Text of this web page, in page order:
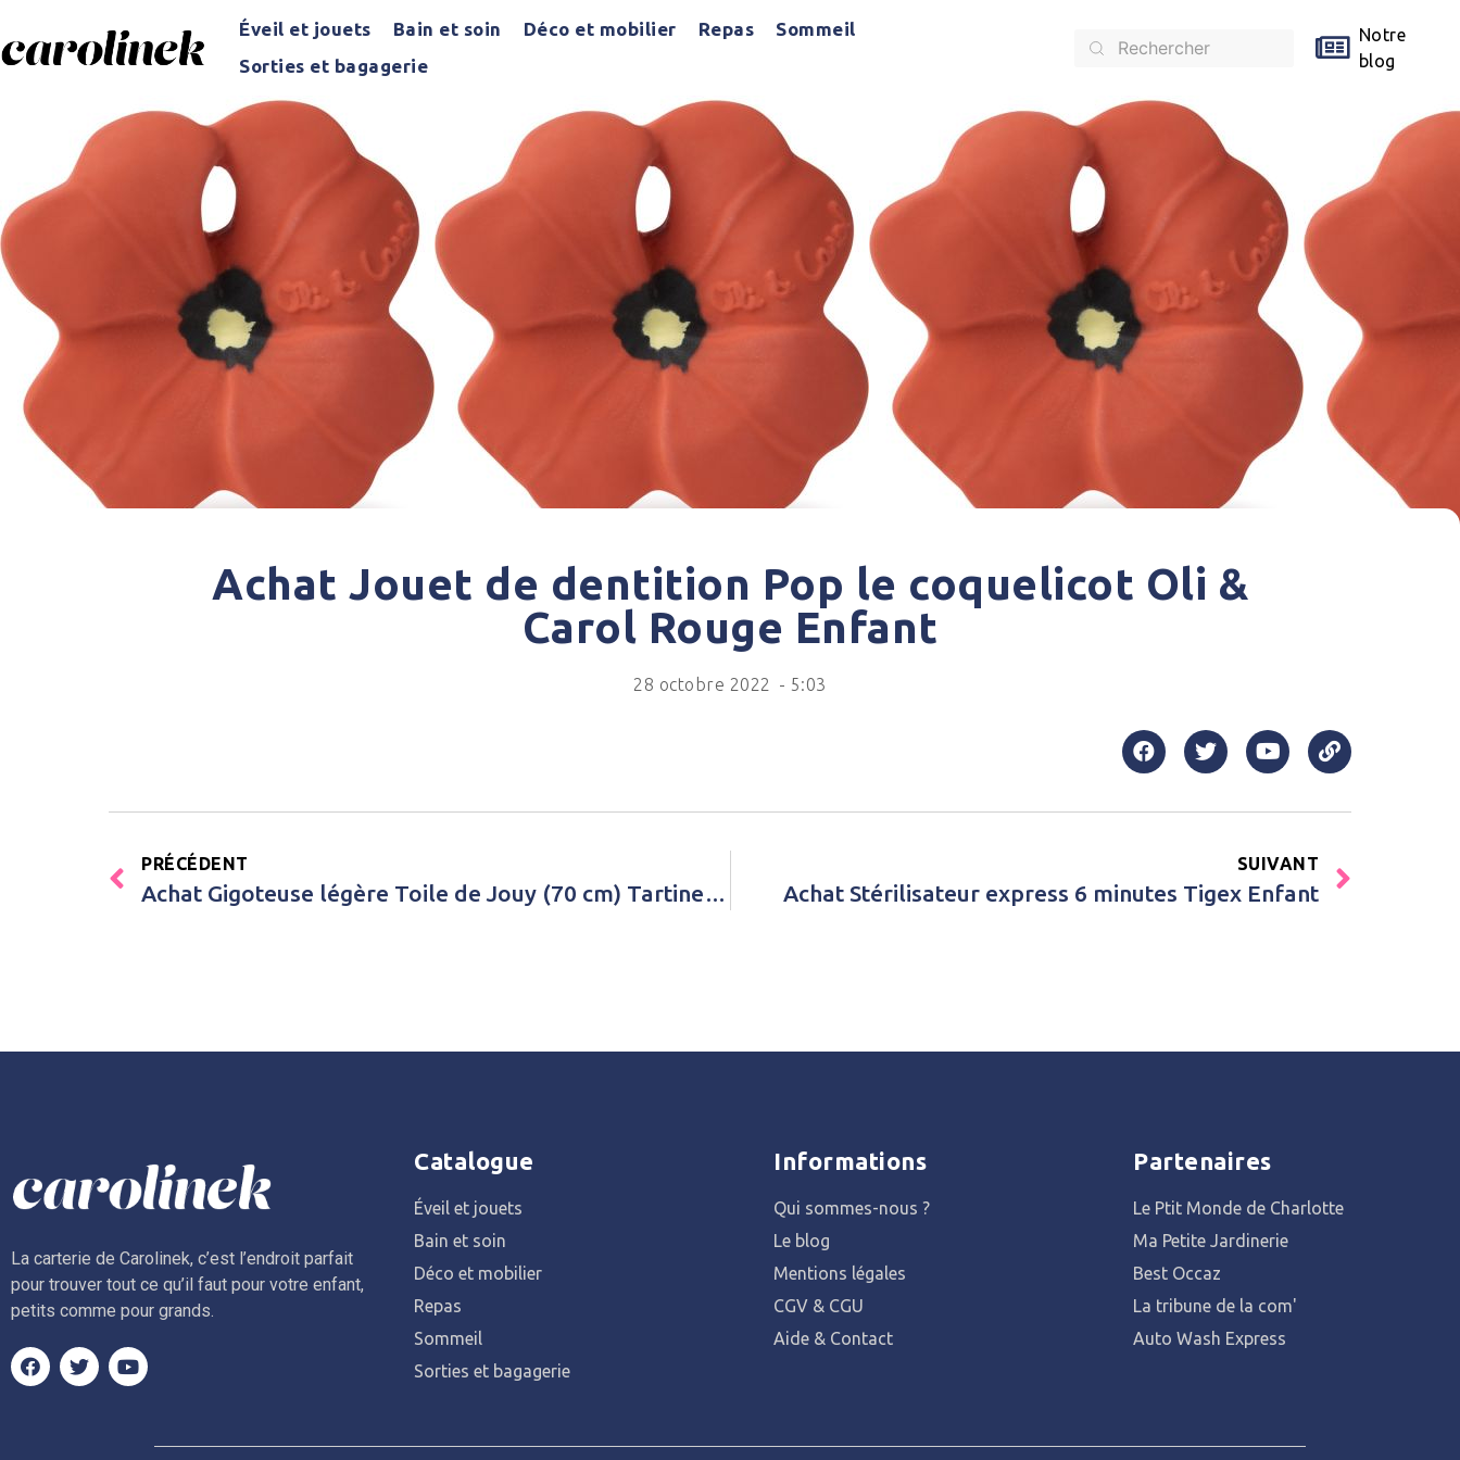
Éveil et jouets Bain et soin Déco et mobilier Repas
Sommeil
Sorties et bagagerie
Notre
blog
Achat Jouet de dentition Pop le coquelicot Oli &
Carol Rouge Enfant
28 octobre 2022 - 5:03
PRÉCÉDENT
Achat Gigoteuse légère Toile de Jouy (70 cm) Tartine et Chocolat Rose Fille
SUIVANT
Achat Stérilisateur express 6 minutes Tigex Enfant
La carterie de Carolinek, c’est l’endroit parfait
pour trouver tout ce qu’il faut pour votre enfant,
petits comme pour grands.
Catalogue
Éveil et jouets
Bain et soin
Déco et mobilier
Repas
Sommeil
Sorties et bagagerie
Informations
Qui sommes-nous ?
Le blog
Mentions légales
CGV & CGU
Aide & Contact
Partenaires
Le Ptit Monde de Charlotte
Ma Petite Jardinerie
Best Occaz
La tribune de la com'
Auto Wash Express